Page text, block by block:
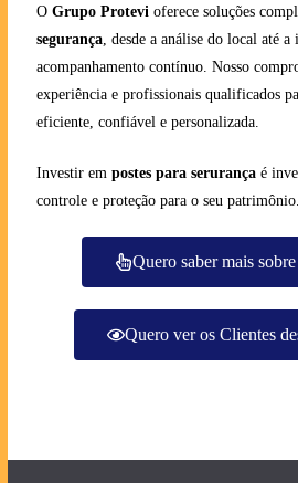
O Grupo Protevi oferece soluções
segurança, desde a análise do local até a
acompanhamento contínuo. Nosso
experiência e profissionais qualificados
eficiente, confiável e personalizada.
Investir em postes para serurançaé
controle e proteção para o seu patrimônio.
Quero saber mais
Quero ver os Clientes